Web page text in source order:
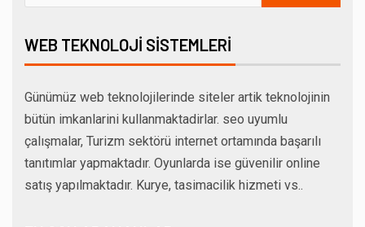
WEB TEKNOLOJI SISTEMLERI
Günümüz web teknolojilerinde siteler artik teknolojinin
bütün imkanlarini kullanmaktadirlar. seo uyumlu
çalışmalar, Turizm sektörü internet ortamında başarılı
tanıtımlar yapmaktadır. Oyunlarda ise güvenilir online
satış yapılmaktadır. Kurye, tasimacilik hizmeti vs..